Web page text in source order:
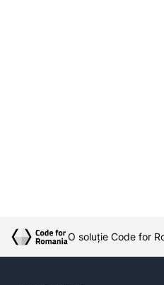
O soluție Code for